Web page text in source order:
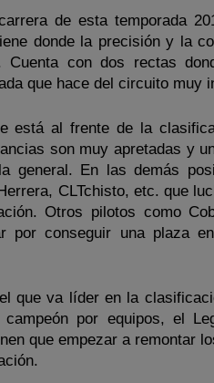
de esta temporada
donde la precisión y la
con dos rectas
que hace del circuito muy
está al frente de la
son muy apretadas y
general. En las demás
CLTchisto, etc. que
Otros pilotos como
por conseguir una plaza
que va líder en la
por equipos, el
que empezar a remontar